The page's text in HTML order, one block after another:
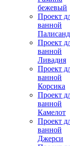
бежевый
Проект
ванной
Проект
ванной
Ливадия
Проект
ванной
Корсика
Проект
ванной
Камелот
Проект
ванной
Джерси